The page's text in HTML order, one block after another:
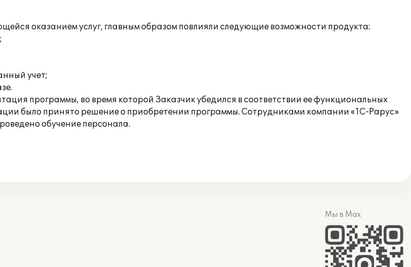
оказанием услуг, главным образом повлияли следующие возможности продукта:
учет;
программы, во время которой Заказчик убедился в соответствии ее функциональных
было принято решение о приобретении программы. Сотрудниками компании «1С-Рарус»
обучение персонала.
Мы в Max